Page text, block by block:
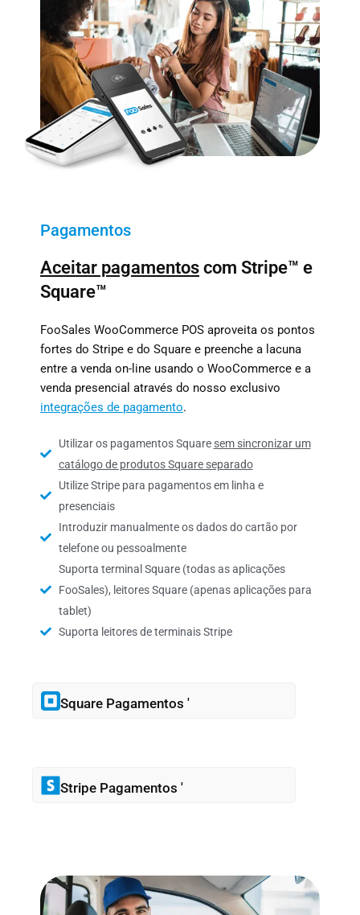
Pagamentos
Aceitar pagamentos com Stripe™ e
Square™
FooSales WooCommerce POS aproveita os pontos
fortes do Stripe e do Square e preenche a lacuna
entre a venda on-line usando o WooCommerce e a
venda presencial através do nosso exclusivo
integrações de pagamento.
Utilizar os pagamentos Square sem sincronizar um
catálogo de produtos Square separado
Utilize Stripe para pagamentos em linha e
presenciais
Introduzir manualmente os dados do cartão por
telefone ou pessoalmente
Suporta terminal Square (todas as aplicações
FooSales), leitores Square (apenas aplicações para
tablet)
Suporta leitores de terminais Stripe
Square Pagamentos '
Stripe Pagamentos '